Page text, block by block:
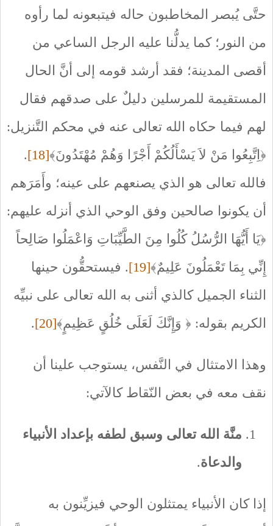
حتَّى يُبصر المخاطبون حاله فيتبعونه لما رأوه
من النور؛ كما يدلُّنا عليه الرجل الساعي من
أقصى المدينة؛ فقد أرشد قومه إلى أنَّ الحال
المستقيمة للمرسلين دليلٌ على صدقهم فقال
لهم فيما حكاه الله تعالى عنه في محكم التَّنزيل:
﴿اِتَّبِعُوا مَنْ لاَ يَسْأَلُكُمْ أَجْرًا وَهُمْ مُهْتَدُونَ﴾[18]
.
فالله تعالى هو الذي يصنعهم على عينه؛ وأَمَرَهم
أن يكونوا صالحين وفق الوحي الذي أنزله عليهم:
﴿يَا أَيُّهَا الرُّسُلُ كُلُوا مِنَ الطَّيِّبَاتِ وَاعْمَلُوا صَالِحاً
إِنِّي بِمَا تَعْمَلُونَ عَلِيمٌ﴾[19]
. فيستحقُّون حينها
الثناء الجميل كالذي أثنى به الله تعالى على نبيِّه
الكريم بقوله: ﴿ وَإِنَّكَ لَعَلَى خُلُقٍ عَظِيمٍ﴾[20]
.
وهذا الامتثال في النَّفس، يستوجب علينا أن
نقف معه في بعض النّقاط كالآتي:
منَّة الله تعالى وسبق لطفه بإعداد الأنبياء
والدعاة.
إذا كان الأنبياء يمتثلون الوحي فيزيِّنون به